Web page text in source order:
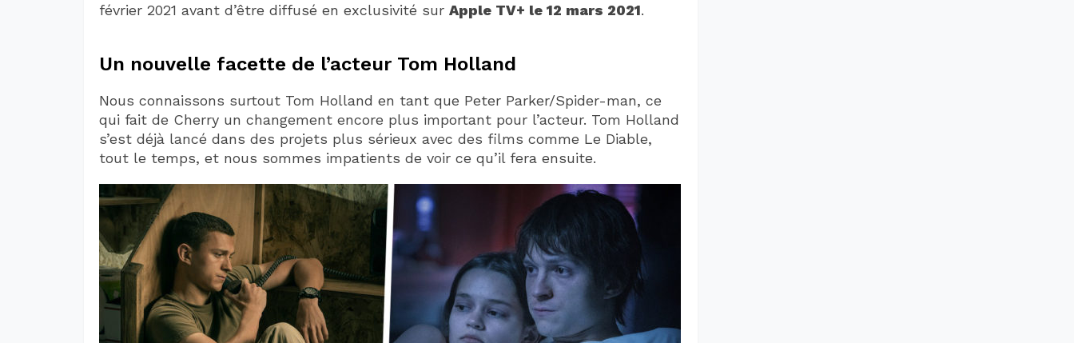
février 2021 avant d’être diffusé en exclusivité sur Apple TV+ le 12 mars 2021.
Un nouvelle facette de l’acteur Tom Holland
Nous connaissons surtout Tom Holland en tant que Peter Parker/Spider-man, ce
qui fait de Cherry un changement encore plus important pour l’acteur. Tom Holland
s’est déjà lancé dans des projets plus sérieux avec des films comme Le Diable,
tout le temps, et nous sommes impatients de voir ce qu’il fera ensuite.